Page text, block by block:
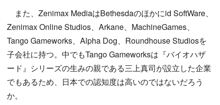
また、Zenimax MediaはBethesdaのほかにid SoftWare、
Zenimax Online Studios、Arkane、MachineGames、
Tango Gameworks、Alpha Dog、Roundhouse Studiosを
子会社に持つ。中でもTango Gameworksは『バイオハザ
ード』シリーズの生みの親である三上真司が設立した企業
でもあるため、日本での認知度は高いのではないだろう
か。